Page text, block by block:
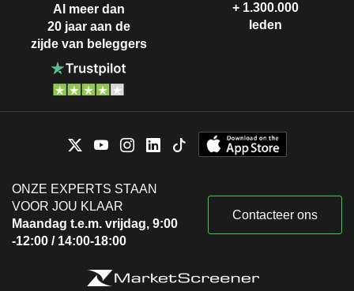
Al meer dan
20 jaar aan de
zijde van beleggers
+ 1.300.000
leden
ONZE EXPERTS STAAN
VOOR JOU KLAAR
Maandag t.e.m. vrijdag, 9:00
-12:00 / 14:00-18:00
Contacteer ons